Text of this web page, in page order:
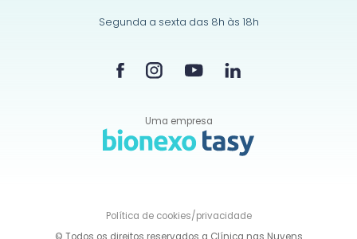
Segunda a sexta das 8h às 18h
Uma empresa
Política decookies/privacidade